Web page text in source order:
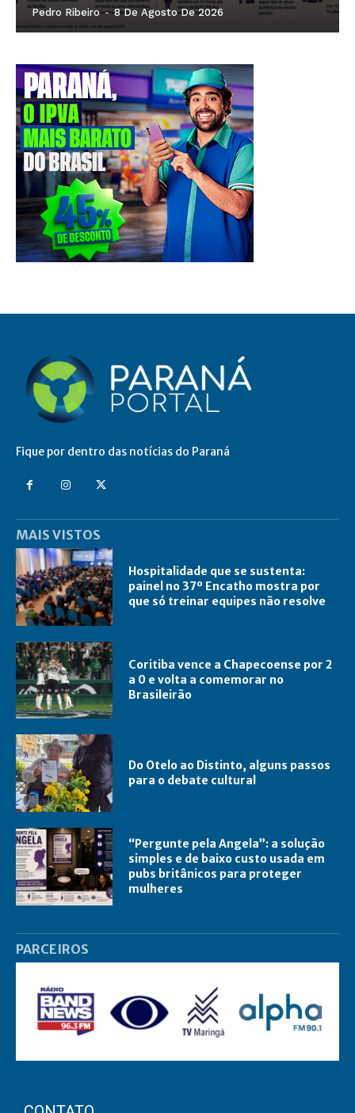
Pedro Ribeiro - 8 De Agosto De 2026
Fique por dentro das notícias do Paraná
MAIS VISTOS
Hospitalidade que se sustenta:
painel no 37º Encatho mostra por
que só treinar equipes não resolve
Coritiba vence a Chapecoense por 2
a 0 e volta a comemorar no
Brasileirão
Do Otelo ao Distinto, alguns passos
para o debate cultural
“Pergunte pela Angela”: a solução
simples e de baixo custo usada em
pubs britânicos para proteger
mulheres
PARCEIROS